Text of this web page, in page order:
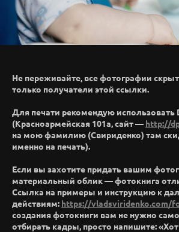
Не переживайте, все фотографии
только получатели этой ссылки.
Для печати рекомендую использовать
(Красноармейская 101а, сайт — http://
на мою фамилию (Свириденко) там
именно на печать).
Если вы захотите придать вашим
материальный облик — фотокнига
Ссылка на примеры и инструкцию к
действиям: https://vladsviridenko.com/
создания фотокниги вам не нужно
отбирать кадры, просто напишите: